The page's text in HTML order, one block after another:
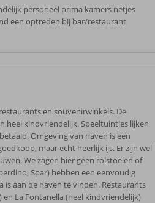
personeel prima kamers netjes
een optreden bij bar/restaurant
en souvenirwinkels. De
heel kindvriendelijk. Speeltuintjes lijken
Omgeving van haven is een
maar echt heerlijk ijs. Er zijn wel
We zagen hier geen rolstoelen of
Spar) hebben een eenvoudig
aan de haven te vinden. Restaurants
La Fontanella (heel kindvriendelijk)